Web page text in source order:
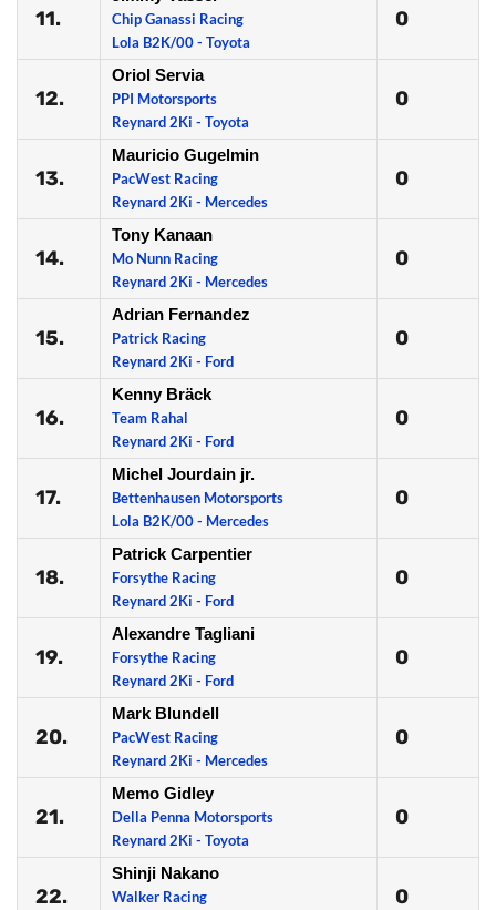
11.
Chip Ganassi Racing
Lola B2K/00 - Toyota
0
12.
Oriol Servia
PPI Motorsports
Reynard 2Ki - Toyota
0
13.
Mauricio Gugelmin
PacWest Racing
Reynard 2Ki - Mercedes
0
14.
Tony Kanaan
Mo Nunn Racing
Reynard 2Ki - Mercedes
0
15.
Adrian Fernandez
Patrick Racing
Reynard 2Ki - Ford
0
16.
Kenny Bräck
Team Rahal
Reynard 2Ki - Ford
0
17.
Michel Jourdain jr.
Bettenhausen Motorsports
Lola B2K/00 - Mercedes
0
18.
Patrick Carpentier
Forsythe Racing
Reynard 2Ki - Ford
0
19.
Alexandre Tagliani
Forsythe Racing
Reynard 2Ki - Ford
0
20.
Mark Blundell
PacWest Racing
Reynard 2Ki - Mercedes
0
21.
Memo Gidley
Della Penna Motorsports
Reynard 2Ki - Toyota
0
22.
Shinji Nakano
Walker Racing
0